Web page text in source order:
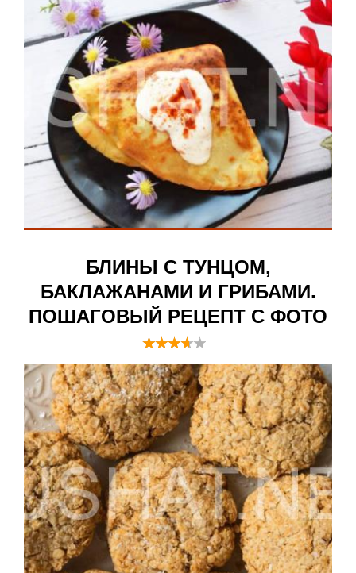
БЛИНЫ С ТУНЦОМ,
БАКЛАЖАНАМИ И ГРИБАМИ.
ПОШАГОВЫЙ РЕЦЕПТ С ФОТО